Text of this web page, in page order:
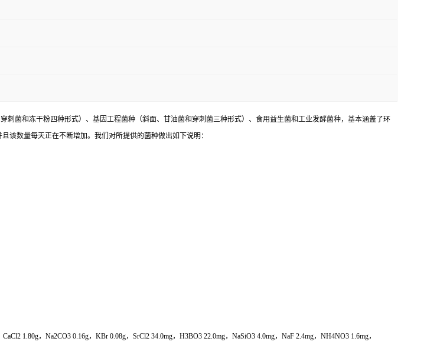
菌和冻干粉四种形式）、基因工程菌种（斜面、甘油菌和穿刺菌三种形式）、食用益生菌和工业发酵菌种，基本涵盖了环
该数量每天正在不断增加。我们对所提供的菌种做出如下说明：
1.80g，Na2CO3 0.16g，KBr 0.08g，SrCl2 34.0mg，H3BO3 22.0mg，NaSiO3 4.0mg，NaF 2.4mg，NH4NO3 1.6mg，